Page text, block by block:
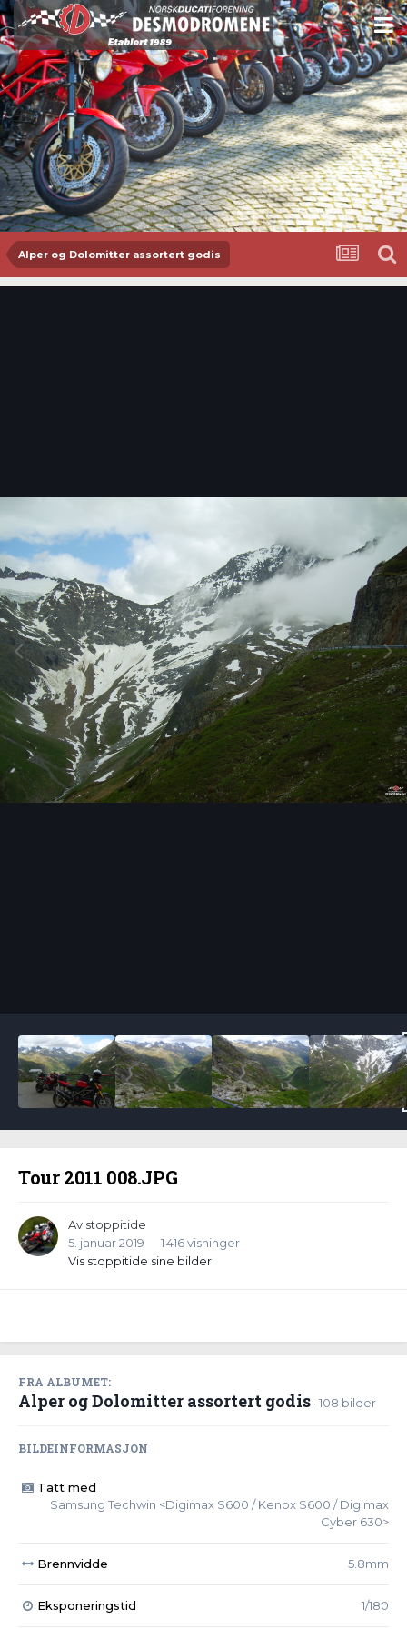
Alper og Dolomitter assortert godis
Tour 2011 008.JPG
Av stoppitide
5. januar 2019
1 416 visninger
Vis stoppitide sine bilder
FRA ALBUMET:
Alper og Dolomitter assortert godis · 108 bilder
BILDEINFORMASJON
Tatt med
Samsung Techwin <Digimax S600 / Kenox S600 / Digimax
Cyber 630>
Brennvidde 5.8mm
Eksponeringstid 1/180